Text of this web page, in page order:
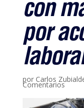
con
por
por Carlos
Comentarios